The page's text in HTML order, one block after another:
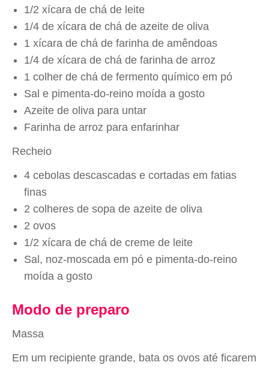
1/2 xícara de chá de leite
1/4 de xícara de chá de azeite de oliva
1 xícara de chá de farinha de amêndoas
1/4 de xícara de chá de farinha de arroz
1 colher de chá de fermento químico em pó
Sal e pimenta-do-reino moída a gosto
Azeite de oliva para untar
Farinha de arroz para enfarinhar
Recheio
4 cebolas descascadas e cortadas em fatias
finas
2 colheres de sopa de azeite de oliva
2 ovos
1/2 xícara de chá de creme de leite
Sal, noz-moscada em pó e pimenta-do-reino
moída a gosto
Modo de preparo
Massa
Em um recipiente grande, bata os ovos até ficarem